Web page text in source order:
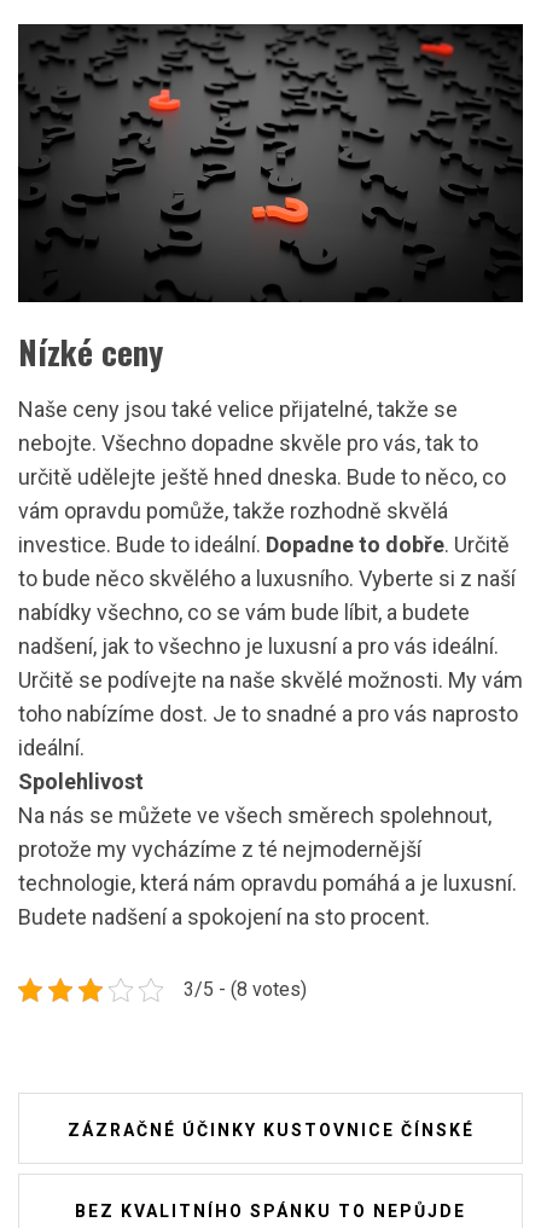
Nízké ceny
Naše ceny jsou také velice přijatelné, takže se
nebojte. Všechno dopadne skvěle pro vás, tak to
určitě udělejte ještě hned dneska. Bude to něco, co
vám opravdu pomůže, takže rozhodně skvělá
investice. Bude to ideální. Dopadne to dobře. Určitě
to bude něco skvělého a luxusního. Vyberte si z naší
nabídky všechno, co se vám bude líbit, a budete
nadšení, jak to všechno je luxusní a pro vás ideální.
Určitě se podívejte na naše skvělé možnosti. My vám
toho nabízíme dost. Je to snadné a pro vás naprosto
ideální.
Spolehlivost
Na nás se můžete ve všech směrech spolehnout,
protože my vycházíme z té nejmodernější
technologie, která nám opravdu pomáhá a je luxusní.
Budete nadšení a spokojení na sto procent.
3/5 - (8 votes)
Navigace
pro
příspěvek
ZÁZRAČNÉ ÚČINKY KUSTOVNICE ČÍNSKÉ
BEZ KVALITNÍHO SPÁNKU TO NEPŮJDE